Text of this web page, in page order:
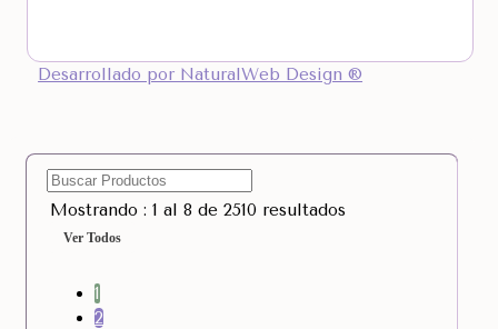
Desarrollado por NaturalWeb Design ®
Mostrando : 1 al 8 de 2510 resultados
Ver Todos
1
2